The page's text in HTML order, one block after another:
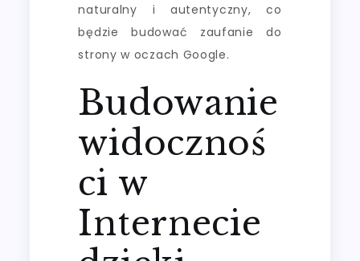
naturalny i autentyczny, co
będzie budować zaufanie do
strony w oczach Google.
Budowanie
widocznoś
ci w
Internecie